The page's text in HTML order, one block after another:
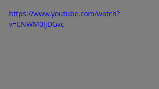
https://www.youtube.com/watch?
v=CNWM0JjDGvc